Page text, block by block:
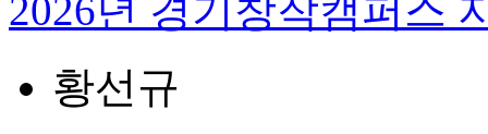
2026년 경기창작캠퍼스
황선규